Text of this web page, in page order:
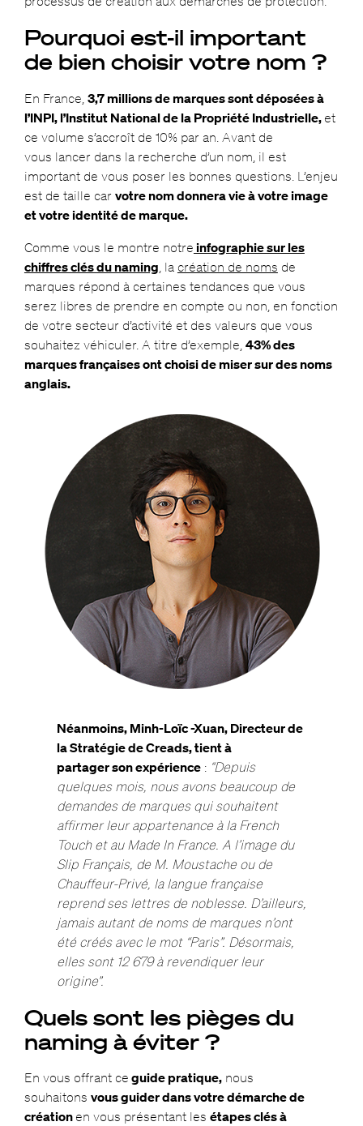
Pourquoi est-il important
de bien choisir votre nom ?
En France, 3,7 millions de marques sont déposées à
l’INPI, l’Institut National de la Propriété Industrielle, et
ce volume s’accroît de 10% par an. Avant de
vous lancer dans la recherche d’un nom, il est
important de vous poser les bonnes questions. L’enjeu
est de taille car votre nom donnera vie à votre image
et votre identité de marque.
Comme vous le montre notre infographie sur les
chiffres clés du naming , la création de noms de
marques répond à certaines tendances que vous
serez libres de prendre en compte ou non, en fonction
de votre secteur d’activité et des valeurs que vous
souhaitez véhiculer. A titre d’exemple, 43% des
marques françaises ont choisi de miser sur des noms
anglais.
Néanmoins, Minh-Loïc -Xuan, Directeur de
la Stratégie de Creads, tient à
partager son expérience:“Depuis
quelques mois, nous avons beaucoup de
demandes de marques qui souhaitent
affirmer leur appartenance à la French
Touch et au Made In France. A l’image du
Slip Français, de M. Moustache ou de
Chauffeur-Privé, la langue française
reprend ses lettres de noblesse. D’ailleurs,
jamais autant de noms de marques n’ont
été créés avec le mot “Paris”. Désormais,
elles sont 12 679 à revendiquer leur
origine”.
Quels sont les pièges du
naming à éviter ?
En vous offrant ce guide pratique,nous
souhaitons vous guider dans votre démarche de
création en vous présentant les étapes clés à